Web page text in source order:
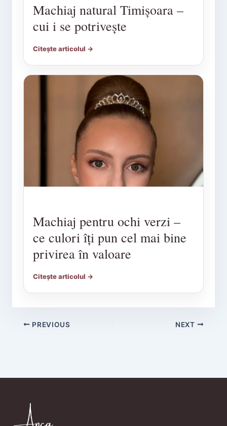
Machiaj natural Timișoara –
cui i se potrivește
Citește articolul →
Machiaj pentru ochi verzi –
ce culori îți pun cel mai bine
privirea în valoare
Citește articolul →
PREVIOUS NEXT